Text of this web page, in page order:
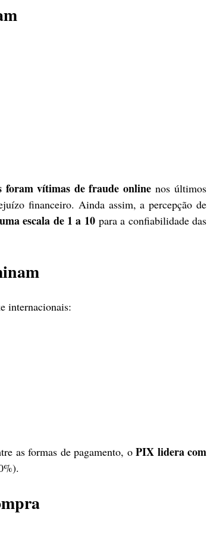
foram vítimas de fraude online nos últimos
financeiro. Ainda assim, a percepção de
escala de 1 a 10 para a confiabilidade das
internacionais:
as formas de pagamento, o PIX lidera com